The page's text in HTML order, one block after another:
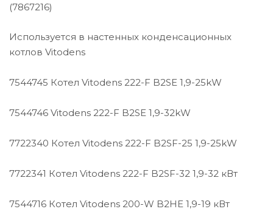
(7867216)
Используется в настенных конденсационных
котлов Vitodens
7544745 Котел Vitodens 222-F B2SE 1,9-25kW
7544746 Vitodens 222-F B2SE 1,9-32kW
7722340 Котел Vitodens 222-F B2SF-25 1,9-25kW
7722341 Котел Vitodens 222-F B2SF-32 1,9-32 кВт
7544716 Котел Vitodens 200-W B2HE 1,9-19 кВт
/ Уцененный товар